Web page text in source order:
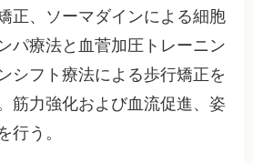
正、ソーマダインによる細胞
パ療法と血菅加圧トレーニン
シフト療法による歩行矯正を
筋力強化および血流促進、姿
行う。